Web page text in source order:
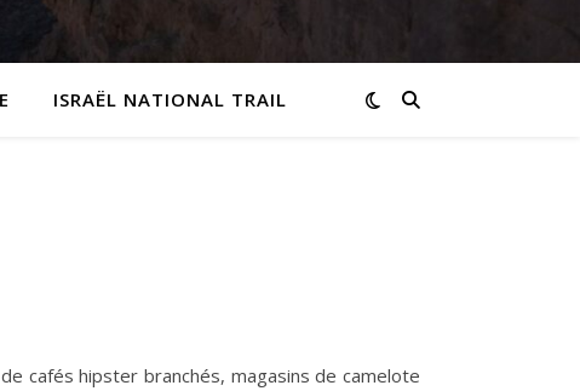
ISRAËL NATIONAL TRAIL
cafés hipster branchés, magasins de camelote